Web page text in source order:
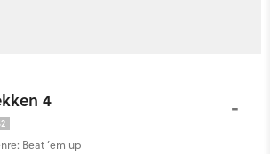
4
Beat ’em up
-